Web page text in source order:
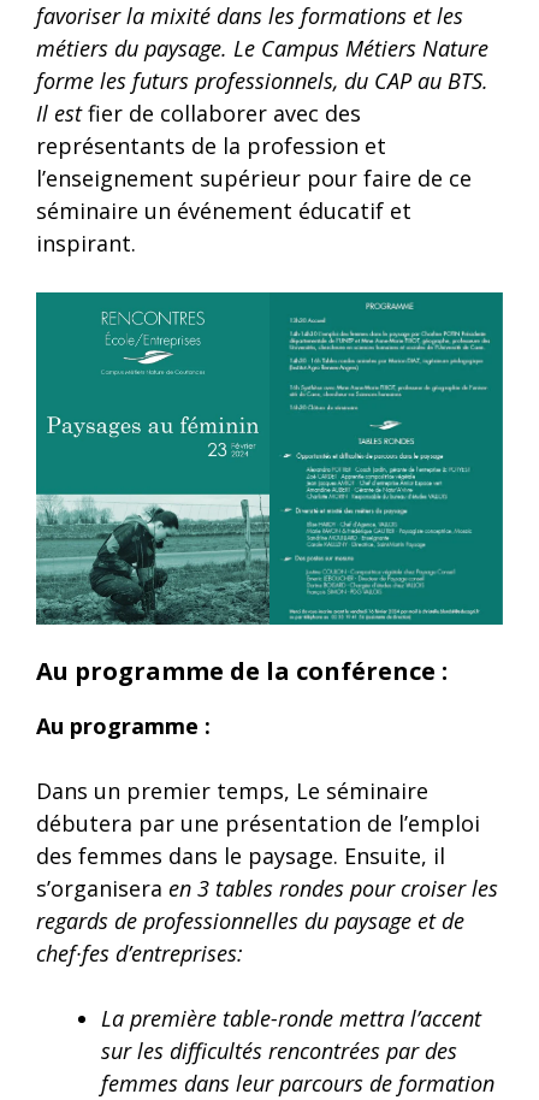
favoriser la mixité dans les formations et les
métiers du paysage. Le Campus Métiers Nature
forme les futurs professionnels, du CAP au BTS.
Il estfier de collaborer avec des
représentants de la profession et
l’enseignement supérieur pour faire de ce
séminaire un événement éducatif et
inspirant.
Au programme de la conférence :
Au programme :
Dans un premier temps, Le séminaire
débutera par une présentation de l’emploi
des femmes dans le paysage. Ensuite, il
s’organisera en 3 tables rondes pour croiser les
regards de professionnelles du paysage et de
chef·fes d’entreprises:
La première table-ronde mettra l’accent
sur les difficultés rencontrées par des
femmes dans leur parcours de formation